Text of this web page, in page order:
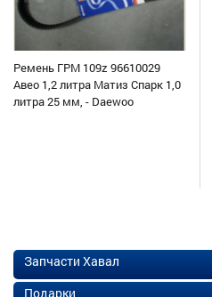
Ремень ГРМ 109z 96610029
Авео 1,2 литра Матиз Спарк 1,0
литра 25 мм, - Daewoo
Запчасти Хавал
Подарки